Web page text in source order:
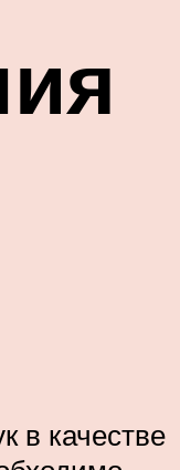
в качестве